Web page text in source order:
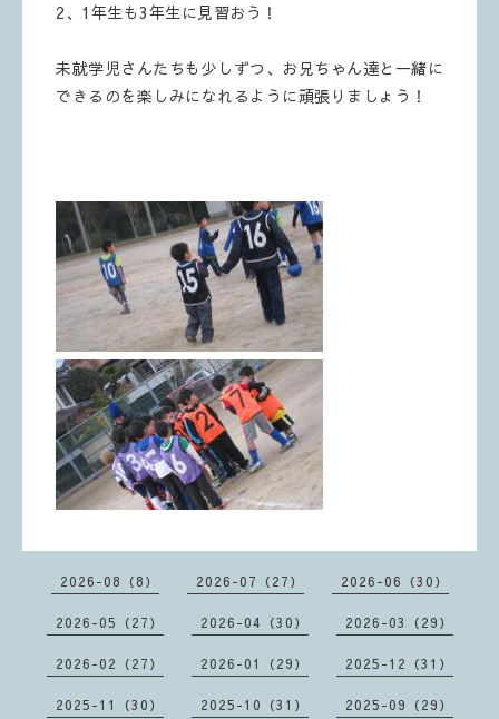
2、1年生も3年生に見習おう！
未就学児さんたちも少しずつ、お兄ちゃん達と一緒に
できるのを楽しみになれるように頑張りましょう！
2026-08（8） 2026-07（27） 2026-06（30）
2026-05（27） 2026-04（30） 2026-03（29）
2026-02（27） 2026-01（29） 2025-12（31）
2025-11（30） 2025-10（31） 2025-09（29）